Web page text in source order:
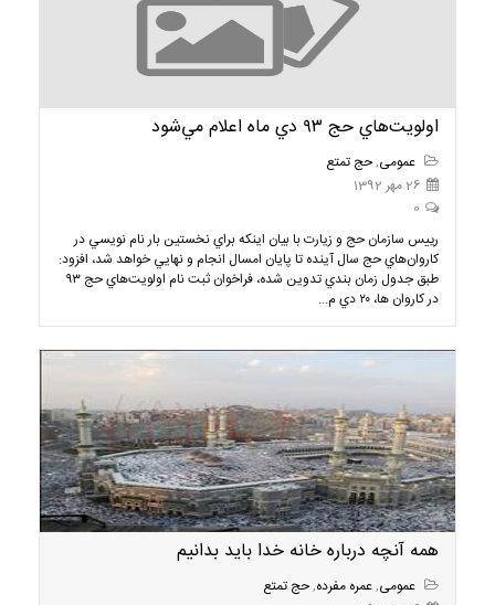
اولويت‌هاي حج ۹۳ دي ماه اعلام مي‌شود
عمومی,حج تمتع
26 مهر 1392
0
رييس سازمان حج و زيارت با بيان اينكه براي نخستين بار نام نويسي در
كاروان‌هاي حج سال آينده تا پايان امسال انجام و نهايي خواهد شد، افزود:
طبق جدول زمان بندي تدوين شده، فراخوان ثبت نام اولويت‌هاي حج ۹۳
در كاروان ها، ۲۰ دي م...
همه آنچه درباره خانه خدا بايد بدانيم
عمومی,عمره مفرده,حج تمتع